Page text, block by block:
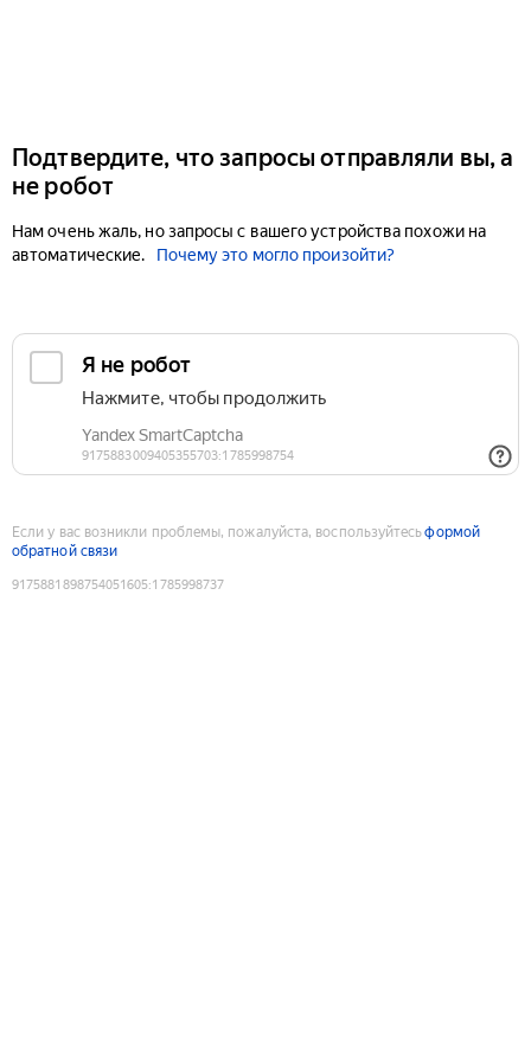
Подтвердите, что запросы отправляли вы, а
не робот
Нам очень жаль, но запросы с вашего устройства похожи на
автоматические.
Почему это могло произойти?
Если у вас возникли проблемы, пожалуйста, воспользуйтесьформой
обратной связи
9175881898754051605:1785998737